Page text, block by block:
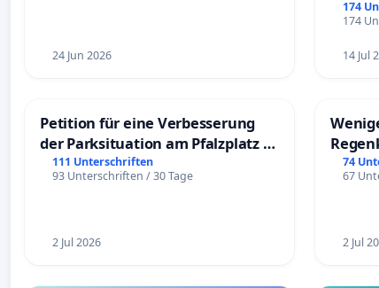
24 Jun 2026
174
174
14 Jul
Petition für eine Verbesserung
der Parksituation am Pfalzplatz in
Mannheim
111 Unterschriften
93 Unterschriften / 30 Tage
2 Jul 2026
74
67
2 Jul